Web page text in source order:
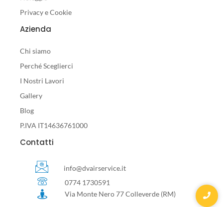
Privacy e Cookie
Azienda
Chi siamo
Perché Sceglierci
I Nostri Lavori
Gallery
Blog
P.IVA IT14636761000
Contatti
info@dvairservice.it
0774 1730591
Via Monte Nero 77 Colleverde (RM)